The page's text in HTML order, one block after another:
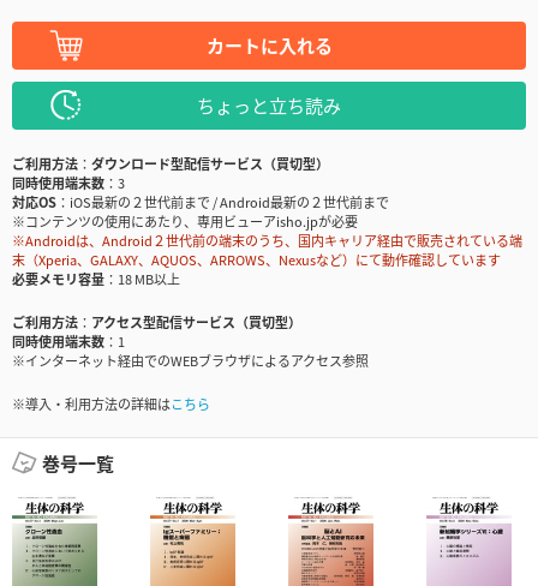
カートに入れる
ちょっと立ち読み
ご利用方法
ダウンロード型配信サービス（買切型）
同時使用端末数
3
対応OS
iOS最新の２世代前まで / Android最新の２世代前まで
※コンテンツの使用にあたり、専用ビューアisho.jpが必要
※Androidは、Android２世代前の端末のうち、国内キャリア経由で販売されている端
末（Xperia、GALAXY、AQUOS、ARROWS、Nexusなど）にて動作確認しています
必要メモリ容量
18 MB以上
ご利用方法
アクセス型配信サービス（買切型）
同時使用端末数
1
※インターネット経由でのWEBブラウザによるアクセス参照
※導入・利用方法の詳細はこちら
巻号一覧